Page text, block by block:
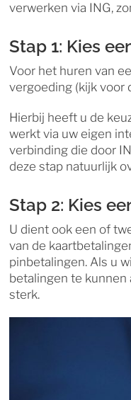
verwerken via ING,
Stap 1: Kies
Voor het huren van
vergoeding (kijk voor
Hierbij heeft u de
werkt via uw eigen
verbinding die door
deze stap natuurlijk
Stap 2: Kies
U dient ook een of
van de
pinbetalingen. Als u
betalingen te kunnen
sterk.